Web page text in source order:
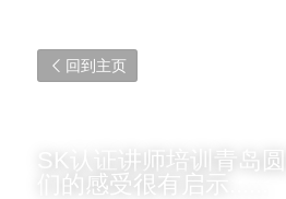
回到主页
SK认证讲师培训青岛
们的感受很有启示......